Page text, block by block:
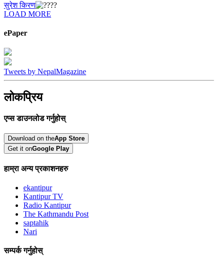
सुरेश किरण
LOAD MORE
ePaper
Tweets by NepalMagazine
लोकप्रिय
एप्स डाउनलोड गर्नुहोस्
Download on theApp Store
Get it onGoogle Play
हाम्रा अन्य प्रकाशनहरु
ekantipur
Kantipur TV
Radio Kantipur
The Kathmandu Post
saptahik
Nari
सम्पर्क गर्नुहोस्